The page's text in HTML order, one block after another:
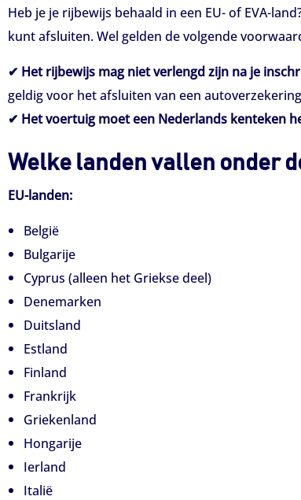
Heb je je rijbewijs behaald in een EU- of EVA-
kunt afsluiten. Wel gelden de volgende
✔ Het rijbewijs mag niet verlengd zijn na je
geldig voor het afsluiten van een
✔ Het voertuig moet een Nederlands kenteken
Welke landen vallen onder
EU-landen:
België
Bulgarije
Cyprus (alleen het Griekse deel)
Denemarken
Duitsland
Estland
Finland
Frankrijk
Griekenland
Hongarije
Ierland
Italië